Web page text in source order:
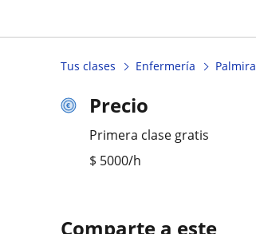
Tus clases Enfermería Palmira
Precio
Primera clase gratis
$ 5000/h
Comparte a este